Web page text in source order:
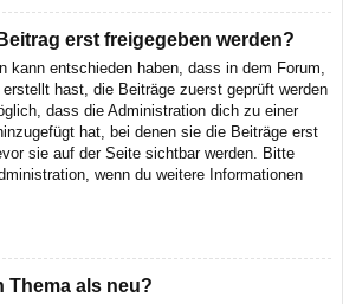
erst freigegeben werden?
kann entschieden haben, dass in dem Forum,
hast, die Beiträge zuerst geprüft werden
dass die Administration dich zu einer
hat, bei denen sie die Beiträge erst
sie auf der Seite sichtbar werden. Bitte
wenn du weitere Informationen
Thema als neu?